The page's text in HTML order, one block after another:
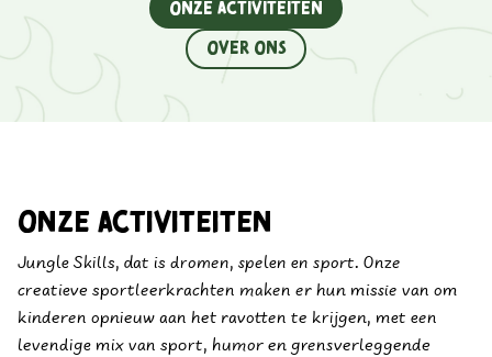
onze activiteiten
Over ons
Onze activiteiten
Jungle Skills, dat is dromen, spelen en sport. Onze
creatieve sportleerkrachten maken er hun missie van om
kinderen opnieuw aan het ravotten te krijgen, met een
levendige mix van sport, humor en grensverleggende